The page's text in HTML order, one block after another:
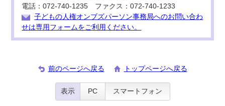
電話：072-740-1235 ファクス：072-740-1233
子どもの人権オンブズパーソン事務局へのお問い合わ
せは専用フォームをご利用ください。
前のページへ戻る トップページへ戻る
表示 PC スマートフォン